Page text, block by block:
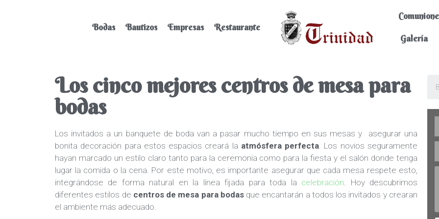
Bodas Bautizos Empresas Restaurante
Galería
Los cinco mejores centros de mesa para
bodas
Los invitados a un banquete de boda van a pasar mucho tiempo en sus mesas y asegurar una
bonita decoración para estos espacios creará la atmósfera perfecta. Los novios seguramente
hayan marcado un estilo claro tanto para la ceremonia como para la fiesta y el salón donde tenga
lugar la comida o la cena. Por este motivo, es importante asegurar que cada mesa respete esto,
integrándose de forma natural en la línea fijada para toda la celebración. Hoy descubrimos
diferentes estilos de centros de mesa para bodasque encantarán a todos los invitados y crearan
el ambiente más adecuado.